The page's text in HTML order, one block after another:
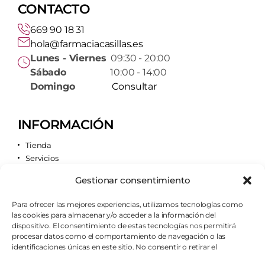
Gestionar consentimiento
Para ofrecer las mejores experiencias, utilizamos tecnologías como
las cookies para almacenar y/o acceder a la información del
dispositivo. El consentimiento de estas tecnologías nos permitirá
procesar datos como el comportamiento de navegación o las
identificaciones únicas en este sitio. No consentir o retirar el
CONTACTO
669 90 18 31
hola@farmaciacasillas.es
Lunes - Viernes 09:30 - 20:00
Sábado10:00 - 14:00
Domingo
Consultar
INFORMACIÓN
Tienda
Servicios
Quiénes somos
AVISOS LEGALES
Aviso legal